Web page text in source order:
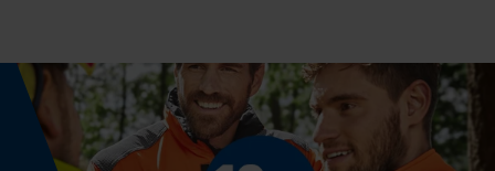
Phasenwender
Nein
Mouseflow Web Analytics Tool
Fact-Finder Tracking